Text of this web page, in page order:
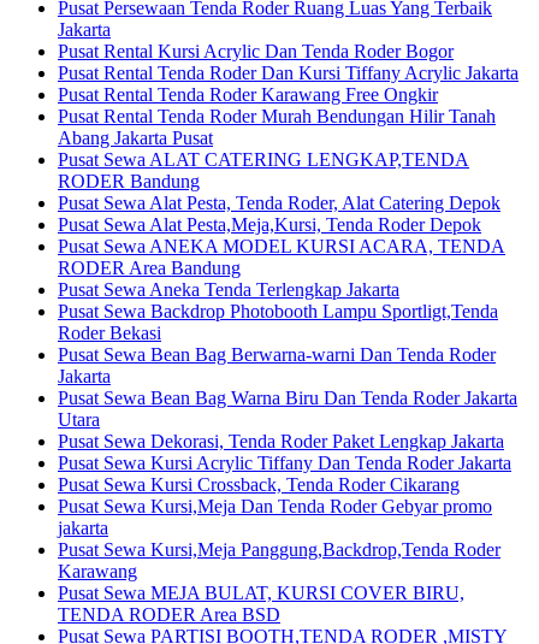
Pusat Persewaan Tenda Roder Ruang Luas Yang Terbaik
Jakarta
Pusat Rental Kursi Acrylic Dan Tenda Roder Bogor
Pusat Rental Tenda Roder Dan Kursi Tiffany Acrylic Jakarta
Pusat Rental Tenda Roder Karawang Free Ongkir
Pusat Rental Tenda Roder Murah Bendungan Hilir Tanah
Abang Jakarta Pusat
Pusat Sewa ALAT CATERING LENGKAP,TENDA
RODER Bandung
Pusat Sewa Alat Pesta, Tenda Roder, Alat Catering Depok
Pusat Sewa Alat Pesta,Meja,Kursi, Tenda Roder Depok
Pusat Sewa ANEKA MODEL KURSI ACARA, TENDA
RODER Area Bandung
Pusat Sewa Aneka Tenda Terlengkap Jakarta
Pusat Sewa Backdrop Photobooth Lampu Sportligt,Tenda
Roder Bekasi
Pusat Sewa Bean Bag Berwarna-warni Dan Tenda Roder
Jakarta
Pusat Sewa Bean Bag Warna Biru Dan Tenda Roder Jakarta
Utara
Pusat Sewa Dekorasi, Tenda Roder Paket Lengkap Jakarta
Pusat Sewa Kursi Acrylic Tiffany Dan Tenda Roder Jakarta
Pusat Sewa Kursi Crossback, Tenda Roder Cikarang
Pusat Sewa Kursi,Meja Dan Tenda Roder Gebyar promo
jakarta
Pusat Sewa Kursi,Meja Panggung,Backdrop,Tenda Roder
Karawang
Pusat Sewa MEJA BULAT, KURSI COVER BIRU,
TENDA RODER Area BSD
Pusat Sewa PARTISI BOOTH,TENDA RODER ,MISTY